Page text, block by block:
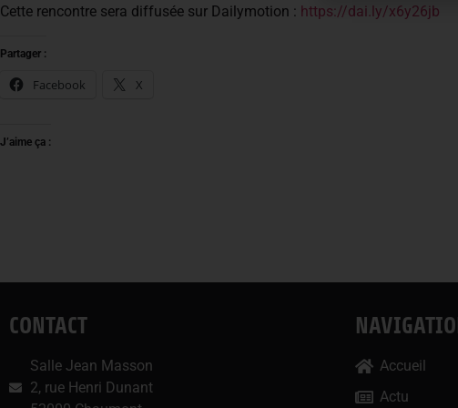
Cette rencontre sera diffusée sur Dailymotion : https://dai.ly/x6y26jb
Partager :
Facebook X
J’aime ça :
CONTACT
Salle Jean Masson
2, rue Henri Dunant
Accueil
Actu